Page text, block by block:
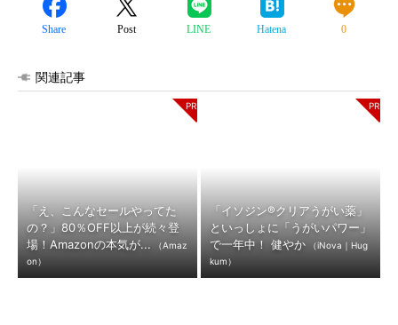
Share Post LINE Hatena 0
関連記事
「え、こんなセールやってた
の？」80％OFF以上が続々登
場！Amazonの本気が...
（Amaz
on）
「イソジン®クリアうがい薬」
といっしょに「うがいパワー」
で一年中！ 健やか
（iNova｜Hug
kum）